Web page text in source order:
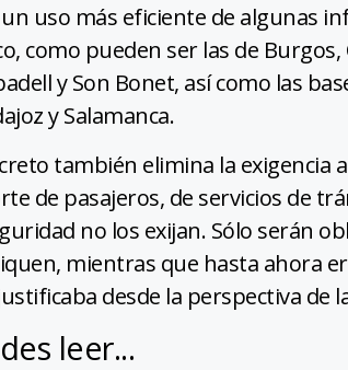
uso más eficiente de algunas
como pueden ser las de
y Son Bonet, así como las
y Salamanca.
también elimina la
de pasajeros, de servicios de
no los exijan. Sólo serán
mientras que hasta ahora
desde la perspectiva de
leer...